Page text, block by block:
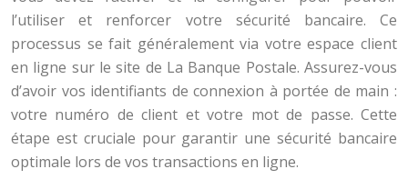
l’utiliser et renforcer votre sécurité bancaire. Ce
processus se fait généralement via votre espace client
en ligne sur le site de La Banque Postale. Assurez-vous
d’avoir vos identifiants de connexion à portée de main :
votre numéro de client et votre mot de passe. Cette
étape est cruciale pour garantir une sécurité bancaire
optimale lors de vos transactions en ligne.